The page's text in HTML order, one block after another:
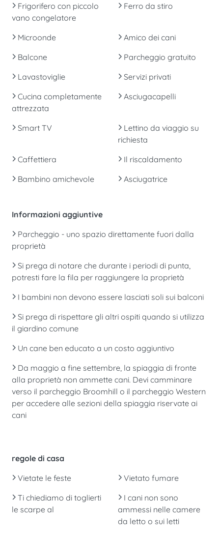
Frigorifero con piccolo
vano congelatore
Ferro da stiro
Microonde
Amico dei cani
Balcone
Parcheggio gratuito
Lavastoviglie
Servizi privati
Cucina completamente
attrezzata
Asciugacapelli
Smart TV
Lettino da viaggio su
richiesta
Caffettiera
Il riscaldamento
Bambino amichevole
Asciugatrice
Informazioni aggiuntive
Parcheggio - uno spazio direttamente fuori dalla
proprietà
Si prega di notare che durante i periodi di punta,
potresti fare la fila per raggiungere la proprietà
I bambini non devono essere lasciati soli sui balconi
Si prega di rispettare gli altri ospiti quando si utilizza
il giardino comune
Un cane ben educato a un costo aggiuntivo
Da maggio a fine settembre, la spiaggia di fronte
alla proprietà non ammette cani. Devi camminare
verso il parcheggio Broomhill o il parcheggio Western
per accedere alle sezioni della spiaggia riservate ai
cani
regole di casa
Vietate le feste
Vietato fumare
Ti chiediamo di toglierti
le scarpe al
I cani non sono
ammessi nelle camere
da letto o sui letti